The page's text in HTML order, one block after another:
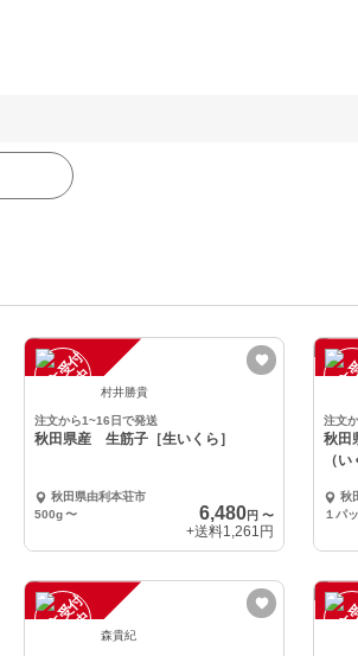
注
文
受
付
停
止
中 村井勝貴
注文から1~16日で発送
秋田県産 生筋子［生いくら］
秋田県由利本荘市
500g 〜 6,480円〜
+送料1,261円
注文
秋
（い
秋
１パ
注
文
受
付
停
止
中 森貴紀